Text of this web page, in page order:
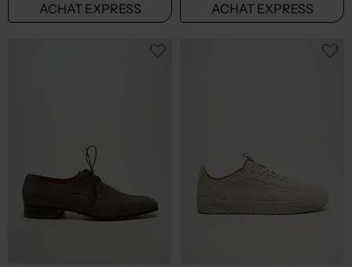
ACHAT EXPRESS ACHAT EXPRESS